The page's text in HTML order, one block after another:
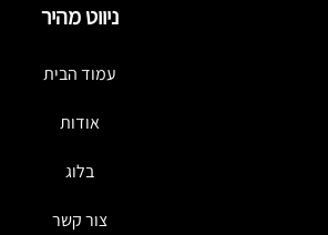
ניווט מהיר
עמוד הבית
אודות
בלוג
צור קשר